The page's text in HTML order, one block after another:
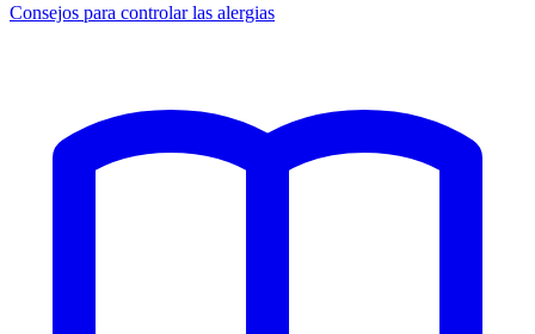
Consejos para controlar las alergias